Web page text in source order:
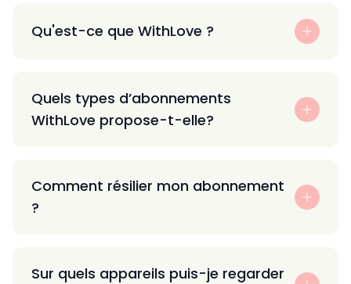
Qu'est-ce que WithLove ?
Quels types d’abonnements
WithLove propose-t-elle?
Comment résilier mon abonnement
?
Sur quels appareils puis-je regarder